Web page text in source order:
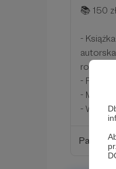
📚 150
-
roku
-
-
-
Patroni: